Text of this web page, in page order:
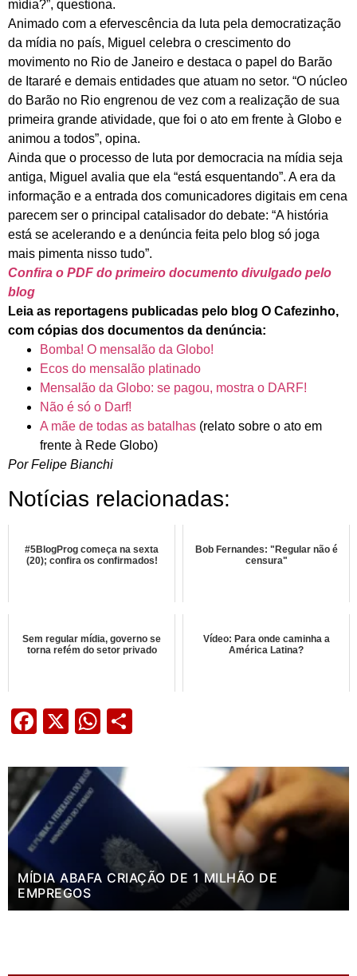
mídia?”, questiona.
Animado com a efervescência da luta pela democratização
da mídia no país, Miguel celebra o crescimento do
movimento no Rio de Janeiro e destaca o papel do Barão
de Itararé e demais entidades que atuam no setor. “O núcleo
do Barão no Rio engrenou de vez com a realização de sua
primeira grande atividade, que foi o ato em frente à Globo e
animou a todos”, opina.
Ainda que o processo de luta por democracia na mídia seja
antiga, Miguel avalia que ela “está esquentando”. A era da
informação e a entrada dos comunicadores digitais em cena
parecem ser o principal catalisador do debate: “A história
está se acelerando e a denúncia feita pelo blog só joga
mais pimenta nisso tudo”.
Confira o PDF do primeiro documento divulgado pelo
blog
Leia as reportagens publicadas pelo blog O Cafezinho,
com cópias dos documentos da denúncia:
Bomba! O mensalão da Globo!
Ecos do mensalão platinado
Mensalão da Globo: se pagou, mostra o DARF!
Não é só o Darf!
A mãe de todas as batalhas (relato sobre o ato em
frente à Rede Globo)
Por Felipe Bianchi
Notícias relacionadas:
#5BlogProg começa na sexta
(20); confira os confirmados!
Bob Fernandes: "Regular não é
censura"
Sem regular mídia, governo se
torna refém do setor privado
Vídeo: Para onde caminha a
América Latina?
Facebook
X WhatsApp
MÍDIA ABAFA CRIAÇÃO DE 1 MILHÃO DE
EMPREGOS